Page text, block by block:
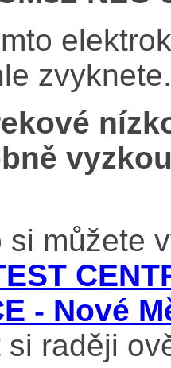
zvyknete.
si můžete
- Nové
raději